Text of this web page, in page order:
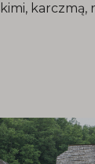
karczmą,